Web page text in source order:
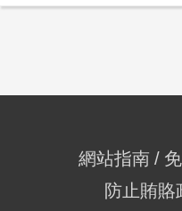
網站指南
防止賄賂